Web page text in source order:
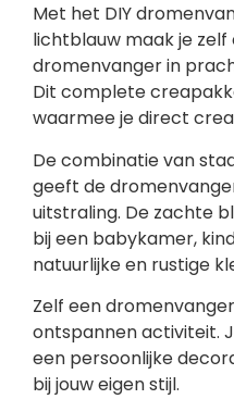
Met het DIY
lichtblauw maak je zelf
dromenvanger in
Dit complete
waarmee je direct
De combinatie van
geeft de
uitstraling. De zachte
bij een babykamer,
natuurlijke en rustige
Zelf een
ontspannen activiteit.
een persoonlijke
bij jouw eigen stijl.